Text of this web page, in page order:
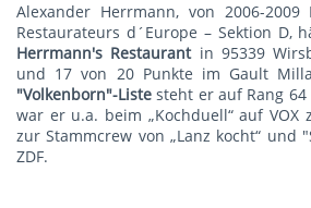
Alexander Herrmann, von 2006-2009
Restaurateurs d´Europe – Sektion D,
Herrmann's Restaurant in 95339
und 17 von 20 Punkte im Gault
"Volkenborn"-Liste steht er auf Rang
war er u.a. beim „Kochduell“ auf VOX
zur Stammcrew von „Lanz kocht“ und
ZDF.